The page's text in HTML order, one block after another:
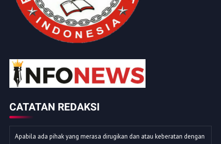
CATATAN REDAKSI
Apabila ada pihak yang merasa dirugikan dan atau keberatan dengan